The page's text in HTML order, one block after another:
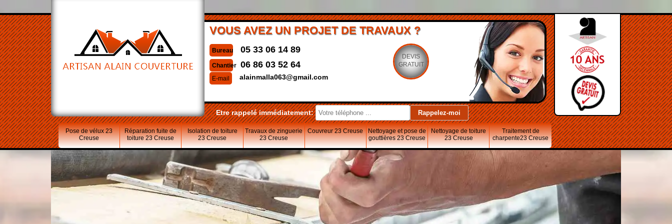
VOUS AVEZ UN PROJET DE TRAVAUX ?
Bureau 05 33 06 14 89
Chantier 06 86 03 52 64
E-mail alainmalla063@gmail.com
DEVIS
GRATUIT
Etre rappelé immédiatement:
Pose de vélux 23
Creuse
Réparation fuite de
toiture 23 Creuse
Isolation de toiture
23 Creuse
Travaux de zinguerie
23 Creuse
Couvreur 23 Creuse
Nettoyage et pose de
gouttières 23 Creuse
Nettoyage de toiture
23 Creuse
Traitement de
charpente23 Creuse